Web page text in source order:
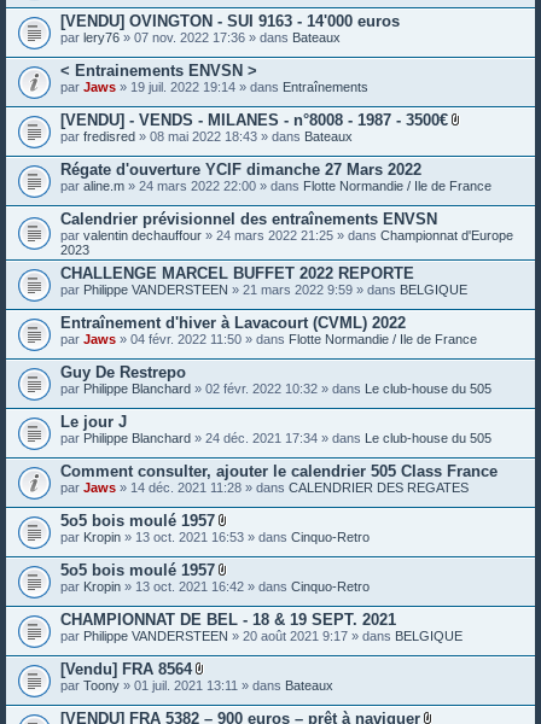
è
c
e
s
o
e
s
[VENDU] OVINGTON - SUI 9163 - 14'000 euros
par lery76 » 07 nov. 2022 17:36 » dans Bateaux
< Entrainements ENVSN >
par Jaws » 19 juil. 2022 19:14 » dans Entraînements
[VENDU] - VENDS - MILANES - n°8008 - 1987 - 3500€
è
e
s
o
n
e
s
par fredisred » 08 mai 2022 18:43 » dans Bateaux
Régate d'ouverture YCIF dimanche 27 Mars 2022
par aline.m » 24 mars 2022 22:00 » dans Flotte Normandie / Ile de France
Calendrier prévisionnel des entraînements ENVSN
par valentin dechauffour » 24 mars 2022 21:25 » dans Championnat d'Europe
2023
CHALLENGE MARCEL BUFFET 2022 REPORTE
par Philippe VANDERSTEEN » 21 mars 2022 9:59 » dans BELGIQUE
Entraînement d'hiver à Lavacourt (CVML) 2022
par Jaws » 04 févr. 2022 11:50 » dans Flotte Normandie / Ile de France
Guy De Restrepo
par Philippe Blanchard » 02 févr. 2022 10:32 » dans Le club-house du 505
Le jour J
par Philippe Blanchard » 24 déc. 2021 17:34 » dans Le club-house du 505
Comment consulter, ajouter le calendrier 505 Class France
par Jaws » 14 déc. 2021 11:28 » dans CALENDRIER DES REGATES
5o5 bois moulé 1957
P
è
e
s
o
t
e
s
par Kropin » 13 oct. 2021 16:53 » dans Cinquo-Retro
5o5 bois moulé 1957
P
è
c
e
s
o
n
par Kropin » 13 oct. 2021 16:42 » dans Cinquo-Retro
CHAMPIONNAT DE BEL - 18 & 19 SEPT. 2021
par Philippe VANDERSTEEN » 20 août 2021 9:17 » dans BELGIQUE
[Vendu] FRA 8564
P
è
par Toony » 01 juil. 2021 13:11 » dans Bateaux
[VENDU] FRA 5382 – 900 euros – prêt à naviguer